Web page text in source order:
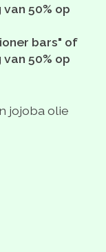
50% op
bars" of
50% op
jojoba olie